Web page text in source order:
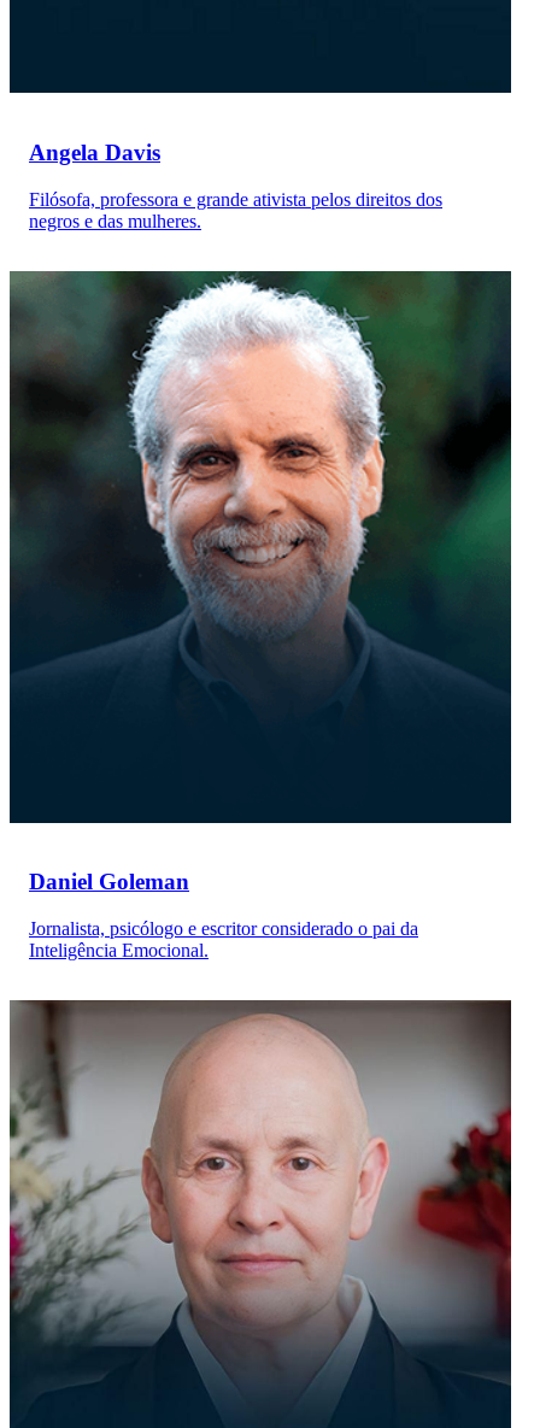
Angela Davis
Filósofa, professora e grande ativista pelos direitos dos
negros e das mulheres.
Daniel Goleman
Jornalista, psicólogo e escritor considerado o pai da
Inteligência Emocional.